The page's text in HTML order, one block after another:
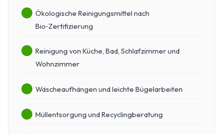
Ökologische Reinigungsmittel nach
Bio‑Zertifizierung
Reinigung von Küche, Bad, Schlafzimmer und
Wohnzimmer
Wäscheaufhängen und leichte Bügelarbeiten
Müllentsorgung und Recyclingberatung